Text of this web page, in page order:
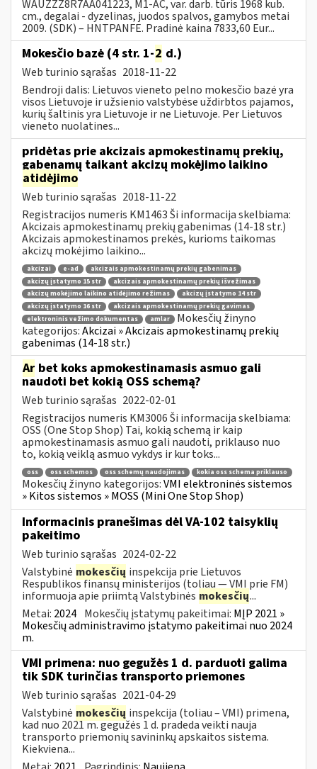
WAUZZZ8R7AA041223, M1-AC, var. darb. tūris 1968 kub.
cm., degalai - dyzelinas, juodos spalvos, gamybos metai
2009. (SDK) – HNTPANFE. Pradinė kaina 7833,60 Eur...
Mokesčio bazė (4 str. 1-2 d.)
Web turinio sąrašas 2018-11-22
Bendroji dalis: Lietuvos vieneto pelno mokesčio bazė yra
visos Lietuvoje ir užsienio valstybėse uždirbtos pajamos,
kurių šaltinis yra Lietuvoje ir ne Lietuvoje. Per Lietuvos
vieneto nuolatines...
pridėtas prie akcizais apmokestinamų prekių,
gabenamų taikant akcizų mokėjimo laikino
atidėjimo
Web turinio sąrašas 2018-11-22
Registracijos numeris KM1463 Ši informacija skelbiama:
Akcizais apmokestinamų prekių gabenimas (14-18 str.)
Akcizais apmokestinamos prekės, kurioms taikomas
akcizų mokėjimo laikino...
akcizai e-ad
akcizais apmokestinamų prekių gabenimas
akcizų įstatymo 15 str
akcizais apmokestinamų prekių išvežimas
akcizų mokėjimo laikino atidėjimo režimas
akcizų įstatymo 14 str
akcizų įstatymo 16 str
akcizais apmokestinamų prekių gavimas
elektroninis vežimo dokumentas
amlar
Mokesčių žinyno
kategorijos:Akcizai » Akcizais apmokestinamų prekių
gabenimas (14-18 str.)
Ar bet koks apmokestinamasis asmuo gali
naudoti bet kokią OSS schemą?
Web turinio sąrašas 2022-02-01
Registracijos numeris KM3006 Ši informacija skelbiama:
OSS (One Stop Shop) Tai, kokią schemą ir kaip
apmokestinamasis asmuo gali naudoti, priklauso nuo
to, kokią veiklą asmuo vykdys ir kur toks...
oss oss schemos oss schemų naudojimas kokia oss schema priklauso
Mokesčių žinyno kategorijos:VMI elektroninės sistemos
» Kitos sistemos » MOSS (Mini One Stop Shop)
Informacinis pranešimas dėl VA-102 taisyklių
pakeitimo
Web turinio sąrašas 2024-02-22
Valstybinė mokesčių inspekcija prie Lietuvos
Respublikos finansų ministerijos (toliau ― VMI prie FM)
informuoja apie priimtą Valstybinės mokesčių...
Metai: 2024 Mokesčių įstatymų pakeitimai: MĮP 2021 »
Mokesčių administravimo įstatymo pakeitimai nuo 2024
m.
VMI primena: nuo gegužės 1 d. parduoti galima
tik SDK turinčias transporto priemones
Web turinio sąrašas 2021-04-29
Valstybinė mokesčių inspekcija (toliau – VMI) primena,
kad nuo 2021 m. gegužės 1 d. pradeda veikti nauja
transporto priemonių savininkų apskaitos sistema.
Kiekviena...